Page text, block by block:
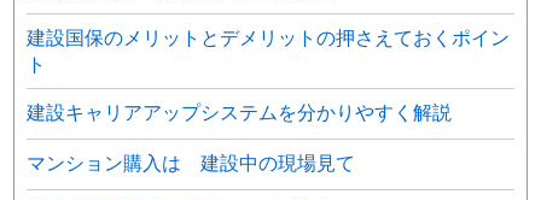
建設国保のメリットとデメリットの押さえておくポイン
ト
建設キャリアアップシステムを分かりやすく解説
マンション購入は 建設中の現場見て